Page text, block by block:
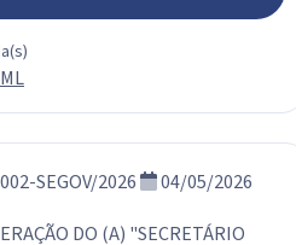
SEGOV/2026
04/05/2026
DO (A) "SECRETÁRIO